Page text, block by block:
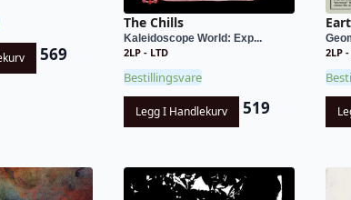
569
The Chills
Kaleidoscope World: Exp...
2LP - LTD
Bestillingsvare
Legg I Handlekurv 519
2LP